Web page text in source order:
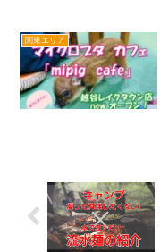
関東エリア